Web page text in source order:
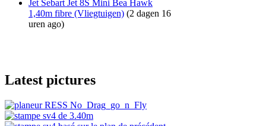
Jet Sebart Jet 8S Mini Bea Hawk
1,40m fibre (Vliegtuigen) (2 dagen 16
uren ago)
Latest pictures